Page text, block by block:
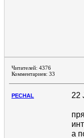
Читателей: 4376
Комментариев: 33
PECHAL 22
а